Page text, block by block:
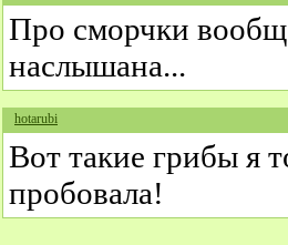
Про сморчки
наслышана...
hotarubi
Вот такие грибы я
пробовала!